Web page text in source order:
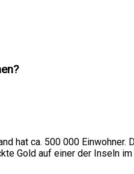
hat ca. 500 000
Gold auf einer der Inseln